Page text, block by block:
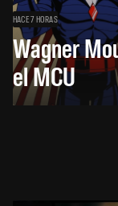
HACE 7 HORAS
Wagner
el MCU